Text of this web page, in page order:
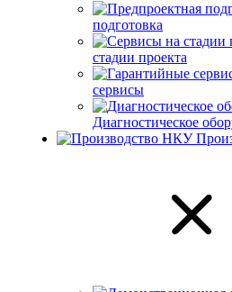
подготовка
стадии проекта
сервисы
Диагностическое